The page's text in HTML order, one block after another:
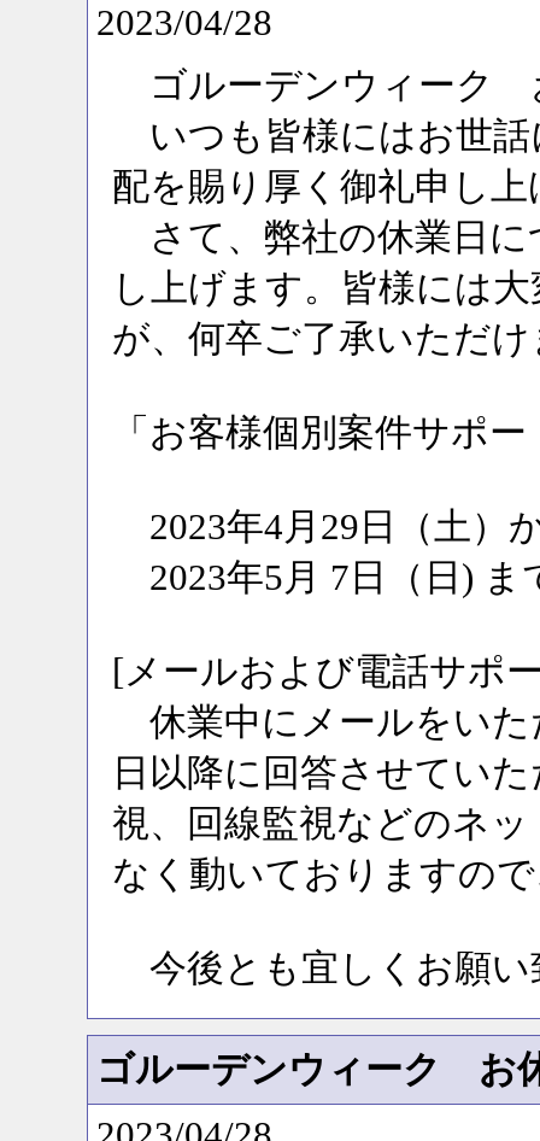
2023/04/28
ゴルーデンウィーク
いつも皆様にはお世話
配を賜り厚く御礼申し
さて、弊社の休業日に
し上げます。皆様には
が、何卒ご了承いただ
「お客様個別案件サポ
2023年4月29日（土）
2023年5月 7日（日) ま
[メールおよび電話サポ
休業中にメールをいた
日以降に回答させてい
視、回線監視などのネ
なく動いておりますの
今後とも宜しくお願い
ゴルーデンウィーク お